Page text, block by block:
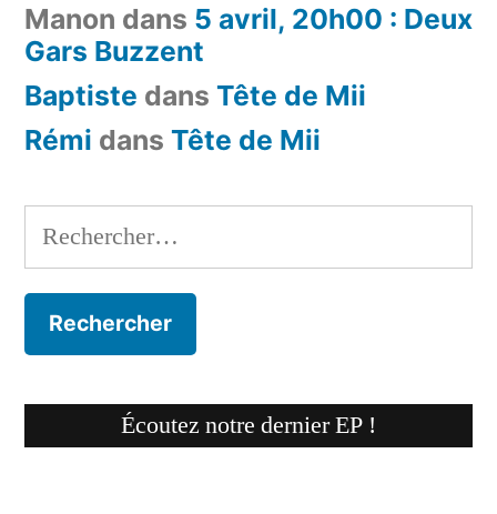
Manon dans 5 avril, 20h00 : Deux
Gars Buzzent
Baptiste dans Tête de Mii
Rémi dans Tête de Mii
Rechercher :
Écoutez notre dernier EP !